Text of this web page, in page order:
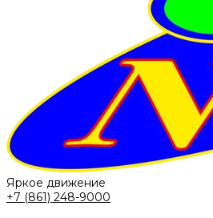
Яркое движение
+7 (861) 248-9000